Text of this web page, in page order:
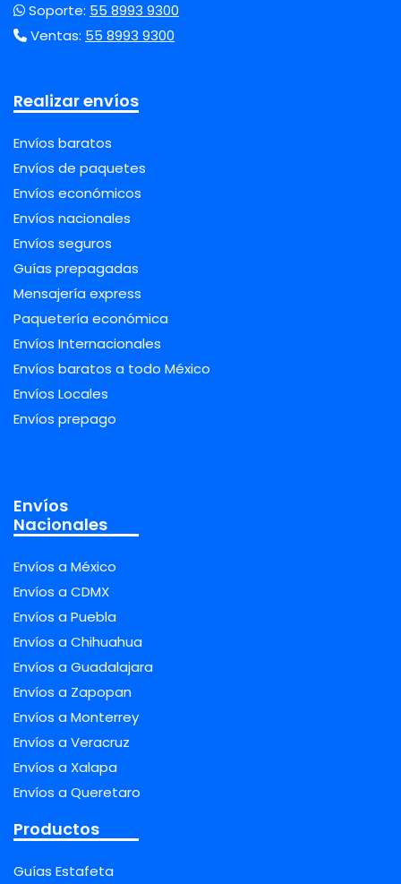
Soporte: 55 8993 9300
Ventas: 55 8993 9300
Realizar envíos
Envíos baratos
Envíos de paquetes
Envíos económicos
Envíos nacionales
Envíos seguros
Guías prepagadas
Mensajería express
Paquetería económica
Envíos Internacionales
Envíos baratos a todo México
Envíos Locales
Envíos prepago
Envíos
Nacionales
Envíos a México
Envíos a CDMX
Envíos a Puebla
Envíos a Chihuahua
Envíos a Guadalajara
Envíos a Zapopan
Envíos a Monterrey
Envíos a Veracruz
Envíos a Xalapa
Envíos a Queretaro
Productos
Guías Estafeta